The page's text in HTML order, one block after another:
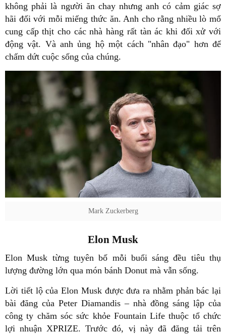
không phải là người ăn chay nhưng anh có cảm giác sợ
hãi đối với mỗi miếng thức ăn. Anh cho rằng nhiều lò mổ
cung cấp thịt cho các nhà hàng rất tàn ác khi đối xử với
động vật. Và anh ủng hộ một cách "nhân đạo" hơn để
chấm dứt cuộc sống của chúng.
Mark Zuckerberg
Elon Musk
Elon Musk từng tuyên bố mỗi buổi sáng đều tiêu thụ
lượng đường lớn qua món bánh Donut mà vẫn sống.
Lời tiết lộ của Elon Musk được đưa ra nhằm phản bác lại
bài đăng của Peter Diamandis – nhà đồng sáng lập của
công ty chăm sóc sức khỏe Fountain Life thuộc tổ chức
lợi nhuận XPRIZE. Trước đó, vị này đã đăng tải trên